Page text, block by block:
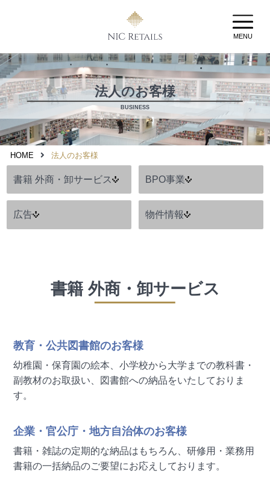
MENU
法人のお客様
BUSINESS
HOME 法人のお客様
書籍 外商・卸サービス BPO事業
広告 物件情報
書籍 外商・卸サービス
教育・公共図書館のお客様
幼稚園・保育園の絵本、小学校から大学までの教科書・
副教材のお取扱い、図書館への納品をいたしておりま
す。
企業・官公庁・地方自治体のお客様
書籍・雑誌の定期的な納品はもちろん、研修用・業務用
書籍の一括納品のご要望にお応えしております。